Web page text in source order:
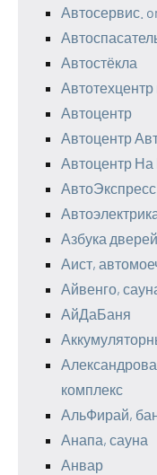
Автосервис.
Автостёкла
Автоцентр
Автоцентр
Автоцентр На
АвтоЭкспресс
Азбука
Аист,
Айвенго,
АйДаБаня
комплекс
АльФирай,
Анапа, сауна
Анвар